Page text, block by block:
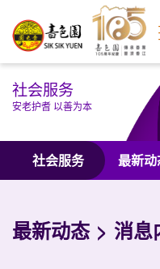
社会服务
安老护耆 以善为本
社会服务 最新动
最新动态 消息